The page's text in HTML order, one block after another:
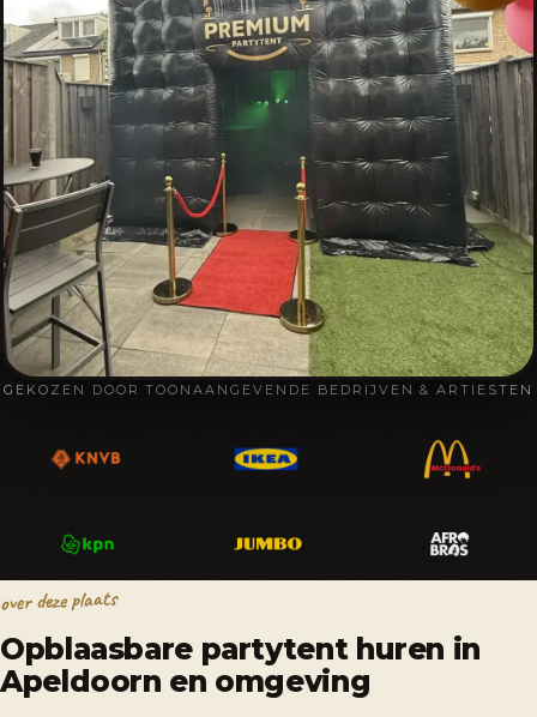
GEKOZEN DOOR TOONAANGEVENDE BEDRIJVEN & ARTIESTEN
over deze plaats
Opblaasbare partytent huren in
Apeldoorn en omgeving